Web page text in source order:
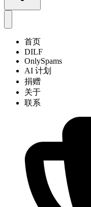
首页
DILF
OnlySpams
AI 计划
捐赠
关于
联系